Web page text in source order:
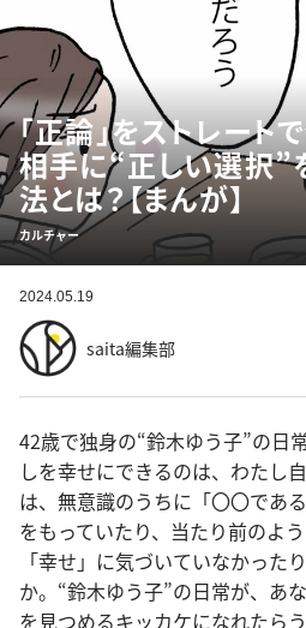
「正論」をストレート
相手に“正しい選択”
法とは？【まんが】
カルチャー
2024.05.19
saita編集部
42歳で独身の“鈴木ゆう子”の日
しを幸せにできるのは、わたし
は、無意識のうちに「〇〇であ
をもっていたり、当たり前のよ
「幸せ」に気づいていなかった
か。“鈴木ゆう子”の日常が、あ
を見つめるキッカケになれたらう